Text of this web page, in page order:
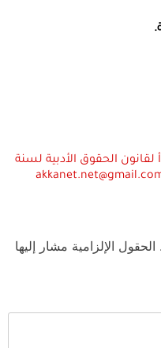
استعمال المضامين بموجب بند 27 أ لقانون الحقوق الأدبية لسنة
الحقول الإلزامية مشار إليها